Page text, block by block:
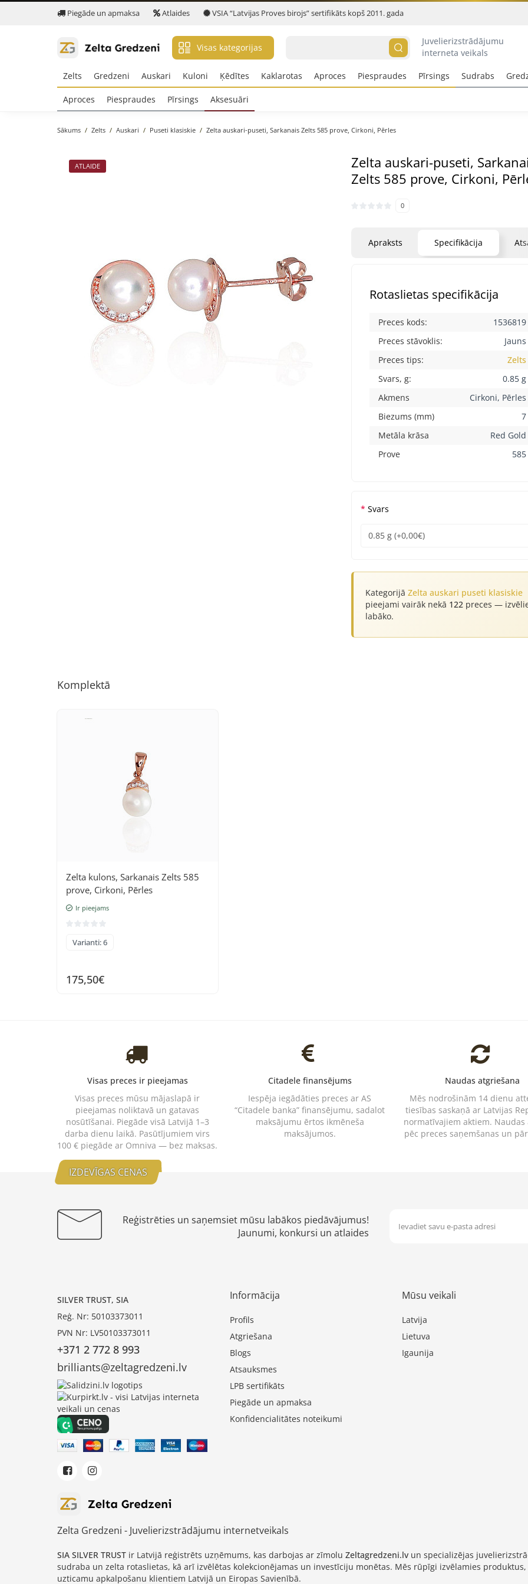
Piegāde un apmaksa Atlaides VSIA “Latvijas Proves birojs” sertifikāts kopš 2011. gada
Visas kategorijas
Juvelierizstrādājumu
interneta veikals
Zelts Gredzeni Auskari Kuloni Ķēdītes Kaklarotas Aproces Piespraudes Pīrsings Sudrabs
Aproces Piespraudes Pīrsings Aksesuāri
Sākums Zelts Auskari Puseti klasiskie Zelta auskari-puseti, Sarkanais Zelts 585 prove, Cirkoni, Pērles
ATLAIDE
Zelta auskari-puseti,
Zelts 585 prove, Cirkoni,
0
Apraksts Specifikācija
Rotaslietas specifikācija
Preces kods:
1536819
Preces stāvoklis:
Jauns
Preces tips:
Zelts
Svars, g:
0.85 g
Akmens
Cirkoni, Pērles
Biezums (mm)
7
Metāla krāsa
Red Gold
Prove
585
Svars
KategorijāZelta auskari puseti klasiskie
pieejami vairāk nekā 122 preces —
labāko.
Komplektā
Zelta kulons, Sarkanais Zelts 585
prove, Cirkoni, Pērles
Ir pieejams
Varianti: 6
175,50€
Visas preces ir pieejamas
Visas preces mūsu mājaslapā ir
pieejamas noliktavā un gatavas
nosūtīšanai. Piegāde visā Latvijā 1–3
darba dienu laikā. Pasūtījumiem virs
100 € piegāde ar Omniva — bez maksas.
Citadele finansējums
Iespēja iegādāties preces ar AS
“Citadele banka” finansējumu, sadalot
maksājumu ērtos ikmēneša
maksājumos.
Naudas atgriešana
Mēs nodrošinām 14 dienu
tiesības saskaņā ar Latvijas
normatīvajiem aktiem. Naudas
pēc preces saņemšanas un
IZDEVĪGAS CENAS
Reģistrēties un saņemsiet mūsu labākos piedāvājumus!
Jaunumi, konkursi un atlaides
SILVER TRUST, SIA
Reģ. Nr: 50103373011
PVN Nr: LV50103373011
+371 2 772 8 993
brilliants@zeltagredzeni.lv
Informācija
Profils
Atgriešana
Blogs
Atsauksmes
LPB sertifikāts
Piegāde un apmaksa
Konfidencialitātes noteikumi
Mūsu veikali
Latvija
Lietuva
Igaunija
Zelta Gredzeni - Juvelierizstrādājumu internetveikals
SIA SILVER TRUST ir Latvijā reģistrēts uzņēmums, kas darbojas ar zīmolu Zeltagredzeni.lv un specializējas
sudraba un zelta rotaslietas, kā arī izvēlētas kolekcionējamas un investīciju monētas. Mēs rūpīgi izvēlamies
uzticamu apkalpošanu klientiem Latvijā un Eiropas Savienībā.